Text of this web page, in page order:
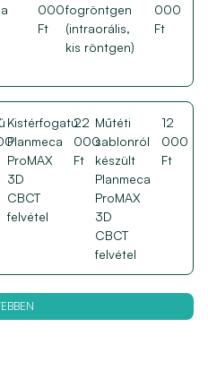
000
Ft
fogröntgen
(intraorális,
kis röntgen)
000
Ft
Kistérfogatú
Planmeca
ProMAX
3D
CBCT
felvétel
22
000
Ft
Műtéti
sablonról
készült
Planmeca
ProMAX
3D
CBCT
felvétel
12
000
Ft